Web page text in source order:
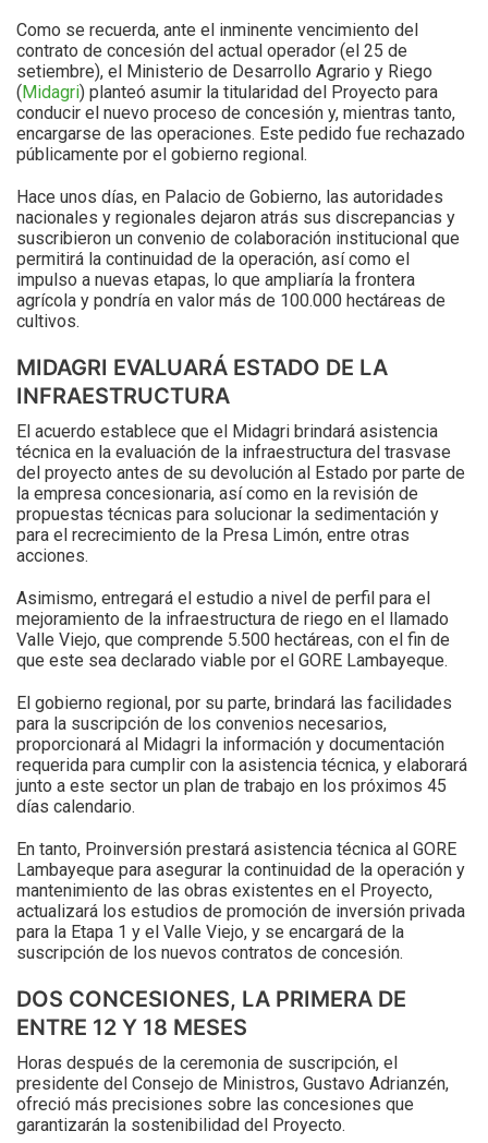
Como se recuerda, ante el inminente vencimiento del
contrato de concesión del actual operador (el 25 de
setiembre), el Ministerio de Desarrollo Agrario y Riego
( Midagri) planteó asumir la titularidad del Proyecto para
conducir el nuevo proceso de concesión y, mientras tanto,
encargarse de las operaciones. Este pedido fue rechazado
públicamente por el gobierno regional.
Hace unos días, en Palacio de Gobierno, las autoridades
nacionales y regionales dejaron atrás sus discrepancias y
suscribieron un convenio de colaboración institucional que
permitirá la continuidad de la operación, así como el
impulso a nuevas etapas, lo que ampliaría la frontera
agrícola y pondría en valor más de 100.000 hectáreas de
cultivos.
MIDAGRI EVALUARÁ ESTADO DE LA
INFRAESTRUCTURA
El acuerdo establece que el Midagri brindará asistencia
técnica en la evaluación de la infraestructura del trasvase
del proyecto antes de su devolución al Estado por parte de
la empresa concesionaria, así como en la revisión de
propuestas técnicas para solucionar la sedimentación y
para el recrecimiento de la Presa Limón, entre otras
acciones.
Asimismo, entregará el estudio a nivel de perfil para el
mejoramiento de la infraestructura de riego en el llamado
Valle Viejo, que comprende 5.500 hectáreas, con el fin de
que este sea declarado viable por el GORE Lambayeque.
El gobierno regional, por su parte, brindará las facilidades
para la suscripción de los convenios necesarios,
proporcionará al Midagri la información y documentación
requerida para cumplir con la asistencia técnica, y elaborará
junto a este sector un plan de trabajo en los próximos 45
días calendario.
En tanto, Proinversión prestará asistencia técnica al GORE
Lambayeque para asegurar la continuidad de la operación y
mantenimiento de las obras existentes en el Proyecto,
actualizará los estudios de promoción de inversión privada
para la Etapa 1 y el Valle Viejo, y se encargará de la
suscripción de los nuevos contratos de concesión.
DOS CONCESIONES, LA PRIMERA DE
ENTRE 12 Y 18 MESES
Horas después de la ceremonia de suscripción, el
presidente del Consejo de Ministros, Gustavo Adrianzén,
ofreció más precisiones sobre las concesiones que
garantizarán la sostenibilidad del Proyecto.